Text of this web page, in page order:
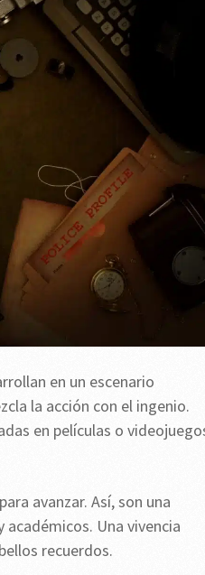
en un escenario
la acción con el ingenio.
en películas o
avanzar. Así, son una
Una vivencia
recuerdos.